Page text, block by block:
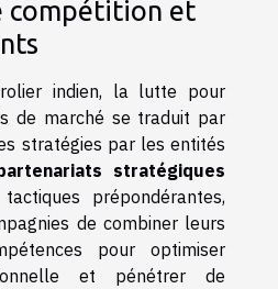
compétition et
indien, la lutte pour
de marché se traduit par
stratégies par les entités
stratégiques
prépondérantes,
de combiner leurs
pour optimiser
et pénétrer de